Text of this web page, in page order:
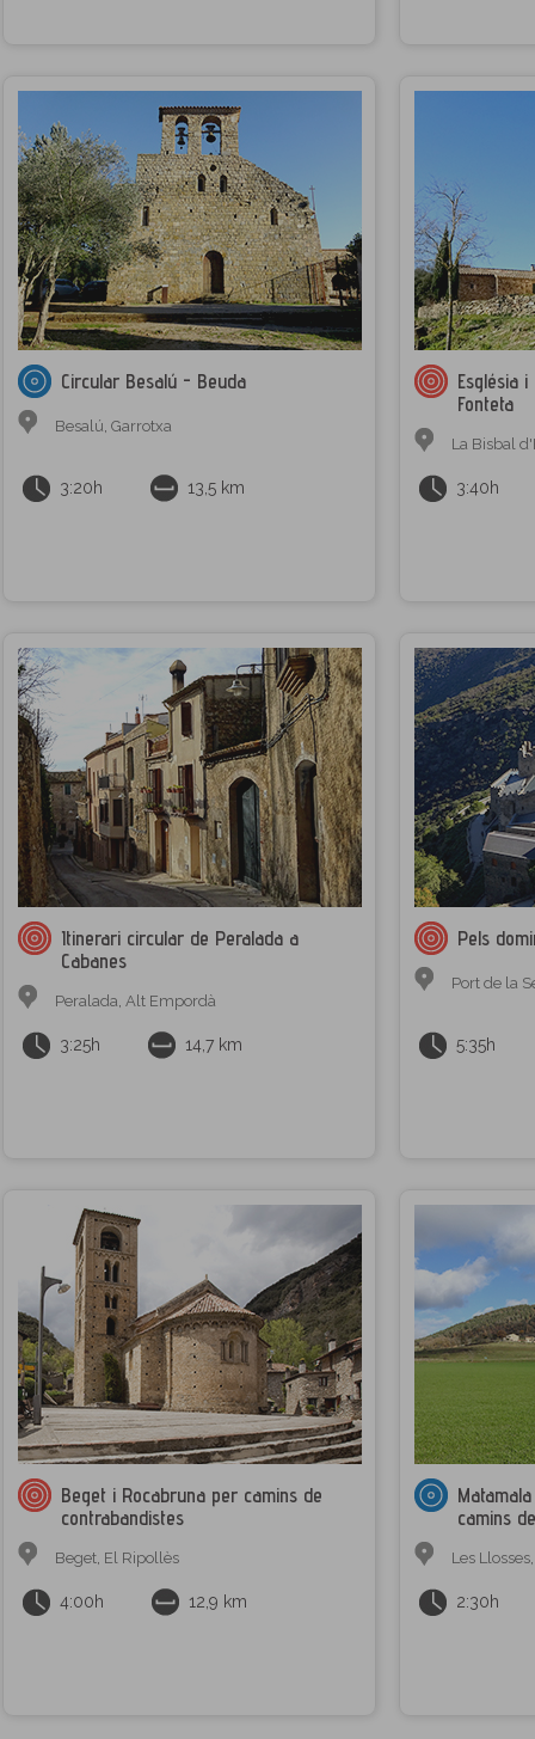
Circular Besalú - Beuda
Besalú, Garrotxa
3:20h 13,5 km
Església
Fonteta
La Bisbal
3:40h
Itinerari circular de Peralada a
Cabanes
Peralada, Alt Empordà
3:25h 14,7 km
Pels
Port de la
5:35h
Beget i Rocabruna per camins de
contrabandistes
Beget, El Ripollès
4:00h 12,9 km
camins
Les Llosses
2:30h